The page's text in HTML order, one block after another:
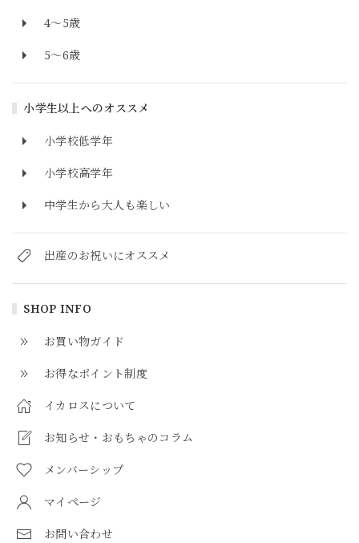
4～5歳
5～6歳
小学生以上へのオススメ
小学校低学年
小学校高学年
中学生から大人も楽しい
出産のお祝いにオススメ
SHOP INFO
お買い物ガイド
お得なポイント制度
イカロスについて
お知らせ・おもちゃのコラム
メンバーシップ
マイページ
お問い合わせ